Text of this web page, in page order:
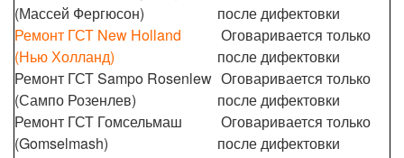
(Массей Фергюсон)
после дифектовки
Ремонт ГСТ New Holland
(Нью Холланд)
Оговаривается только
после дифектовки
Ремонт ГСТ Sampo Rosenlew
(Сампо Розенлев)
Оговаривается только
после дифектовки
Ремонт ГСТ Гомсельмаш
(Gomselmash)
Оговаривается только
после дифектовки